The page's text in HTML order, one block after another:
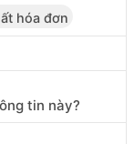
hóa đơn
tin này?